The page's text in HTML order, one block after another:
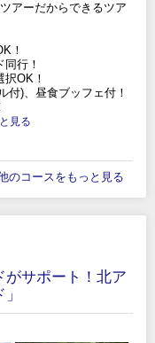
アーだからできるツア
！
行！
OK！
付)、昼食ブッフェ付！
見る
のコースをもっと見る
がサポート！北ア